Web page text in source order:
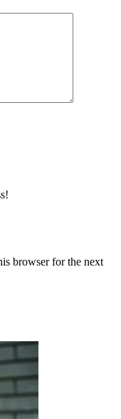
browser for the next